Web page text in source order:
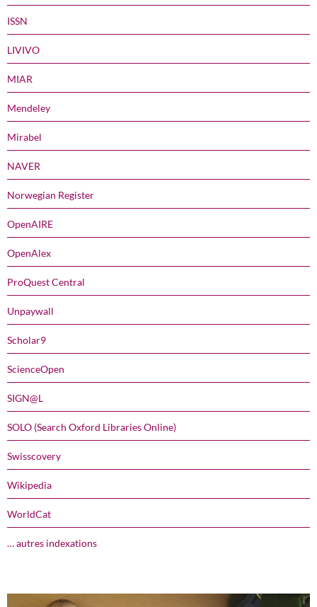
ISSN
LIVIVO
MIAR
Mendeley
Mirabel
NAVER
Norwegian Register
OpenAIRE
OpenAlex
ProQuest Central
Unpaywall
Scholar9
ScienceOpen
SIGN@L
SOLO (Search Oxford Libraries Online)
Swisscovery
Wikipedia
WorldCat
… autres indexations